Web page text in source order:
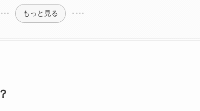
もっと見る